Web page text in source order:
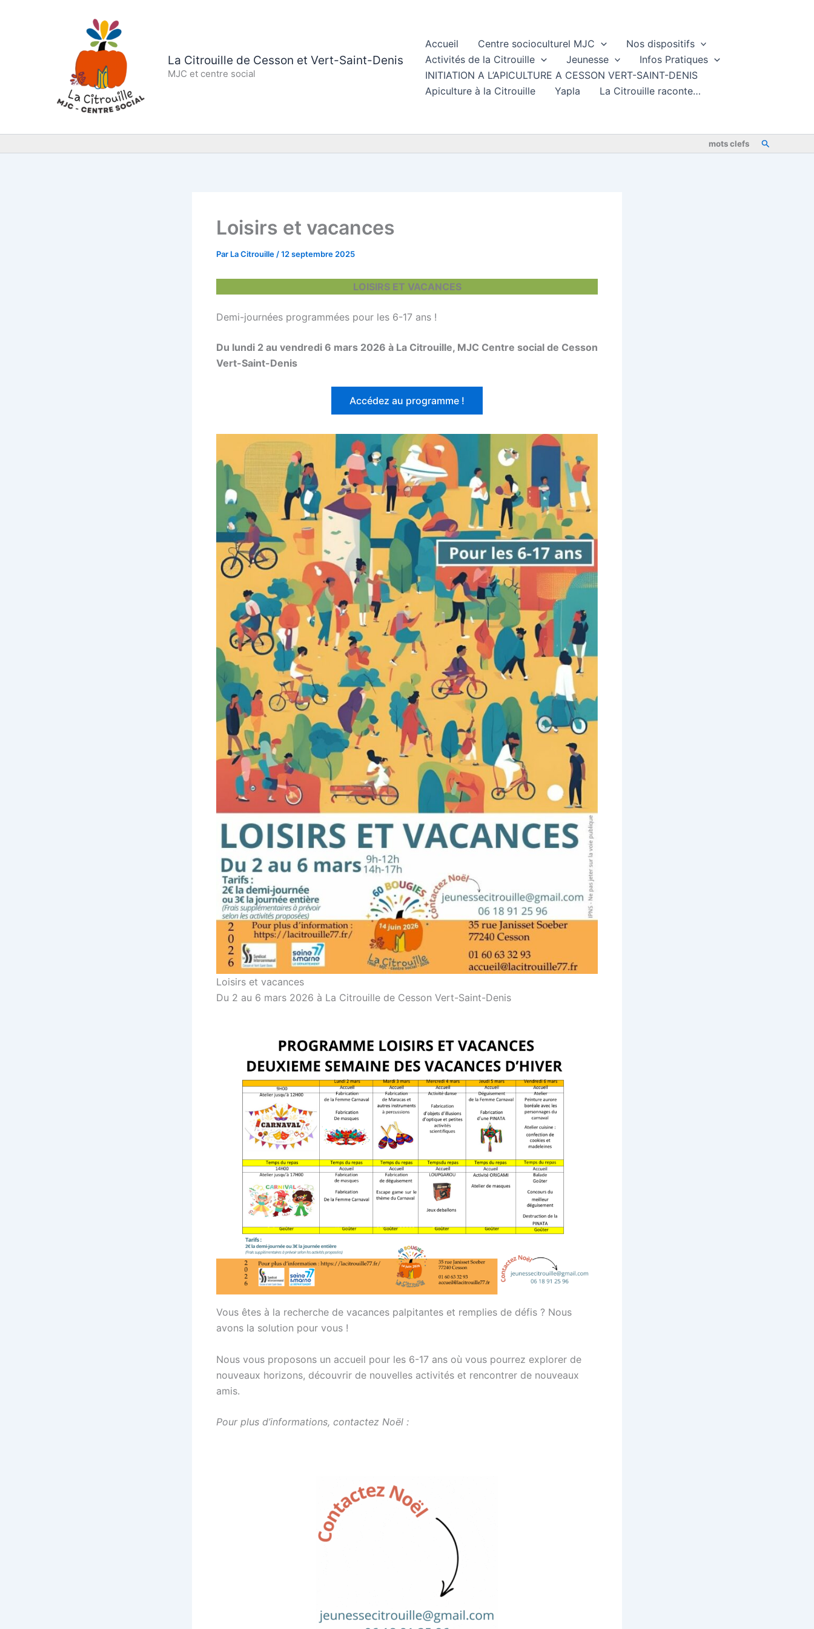
La Citrouille de Cesson et Vert-Saint-Denis
MJC et centre social
Accueil Centre socioculturel MJC
Nos dispositifs
Activités de la Citrouille
Jeunesse
Infos Pratiques
INITIATION A L’APICULTURE A CESSON VERT-SAINT-DENIS
Apiculture à la Citrouille
Yapla La Citrouille raconte…
mots clefs Rechercher
Loisirs et vacances
Par La Citrouille /12 septembre 2025
LOISIRS ET VACANCES
Demi-journées programmées pour les 6-17 ans !
Du lundi 2 au vendredi 6 mars 2026 à La Citrouille, MJC Centre social de Cesson
Vert-Saint-Denis
Accédez au programme !
Loisirs et vacances
Du 2 au 6 mars 2026 à La Citrouille de Cesson Vert-Saint-Denis
Vous êtes à la recherche de vacances palpitantes et remplies de défis ? Nous
avons la solution pour vous !
Nous vous proposons un accueil pour les 6-17 ans où vous pourrez explorer de
nouveaux horizons, découvrir de nouvelles activités et rencontrer de nouveaux
amis.
Pour plus d’informations, contactez Noël :